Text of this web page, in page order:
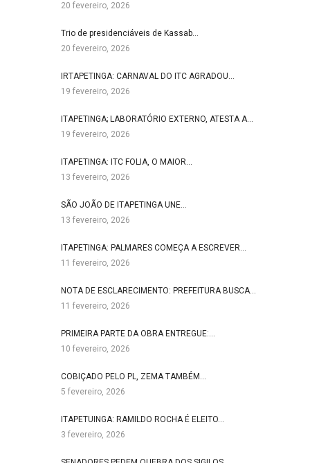
20 fevereiro, 2026
Trio de presidenciáveis de Kassab…
20 fevereiro, 2026
IRTAPETINGA: CARNAVAL DO ITC AGRADOU…
19 fevereiro, 2026
ITAPETINGA; LABORATÓRIO EXTERNO, ATESTA A…
19 fevereiro, 2026
ITAPETINGA: ITC FOLIA, O MAIOR…
13 fevereiro, 2026
SÃO JOÃO DE ITAPETINGA UNE…
13 fevereiro, 2026
ITAPETINGA: PALMARES COMEÇA A ESCREVER…
11 fevereiro, 2026
NOTA DE ESCLARECIMENTO: PREFEITURA BUSCA…
11 fevereiro, 2026
PRIMEIRA PARTE DA OBRA ENTREGUE:…
10 fevereiro, 2026
COBIÇADO PELO PL, ZEMA TAMBÉM…
5 fevereiro, 2026
ITAPETUINGA: RAMILDO ROCHA É ELEITO…
3 fevereiro, 2026